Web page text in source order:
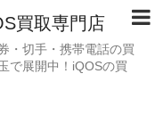
買取専門店
・切手・携帯電話の買
展開中！iQOSの買